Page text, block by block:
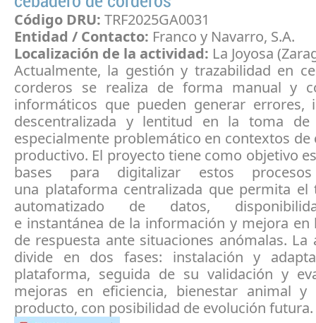
Código DRU: TRF2025GA0031
Entidad / Contacto: Franco y Navarro, S.A.
Localización de la actividad: La Joyosa
Actualmente, la gestión y trazabilidad en
corderos se realiza de forma manual y
informáticos que pueden generar errores,
descentralizada y lentitud en la toma de
especialmente problemático en contextos
productivo. El proyecto tiene como objetivo
bases para digitalizar estos
una plataforma centralizada que permita el
automatizado de datos,
e instantánea de la información y mejora en
de respuesta ante situaciones anómalas. La
divide en dos fases: instalación y
plataforma, seguida de su validación y
mejoras en eficiencia, bienestar animal y
producto, con posibilidad de evolución futura.